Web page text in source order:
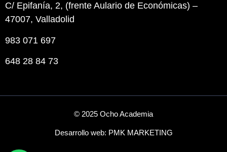
C/ Epifanía, 2, (frente Aulario de Económicas) –
47007, Valladolid
983 071 697
648 28 84 73
© 2025 Ocho Academia
Desarrollo web: PMK MARKETING